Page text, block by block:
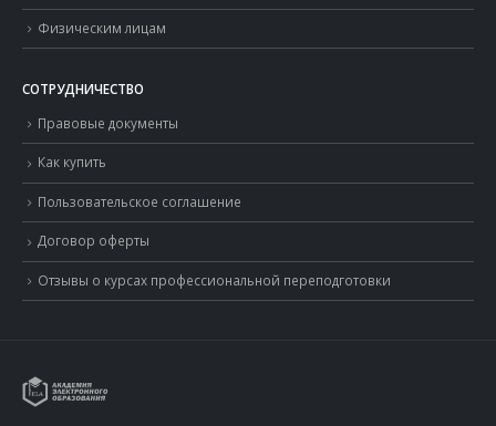
Физическим лицам
СОТРУДНИЧЕСТВО
Правовые документы
Как купить
Пользовательское соглашение
Договор оферты
Отзывы о курсах профессиональной переподготовки